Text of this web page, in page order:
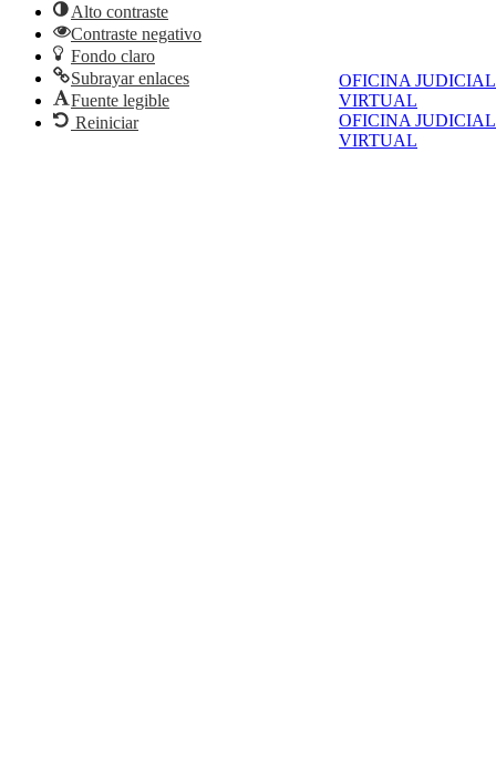
OFICINA JUDICIAL
VIRTUAL
OFICINA JUDICIAL
VIRTUAL
Alto contraste
Contraste negativo
Fondo claro
Subrayar enlaces
Fuente legible
Reiniciar